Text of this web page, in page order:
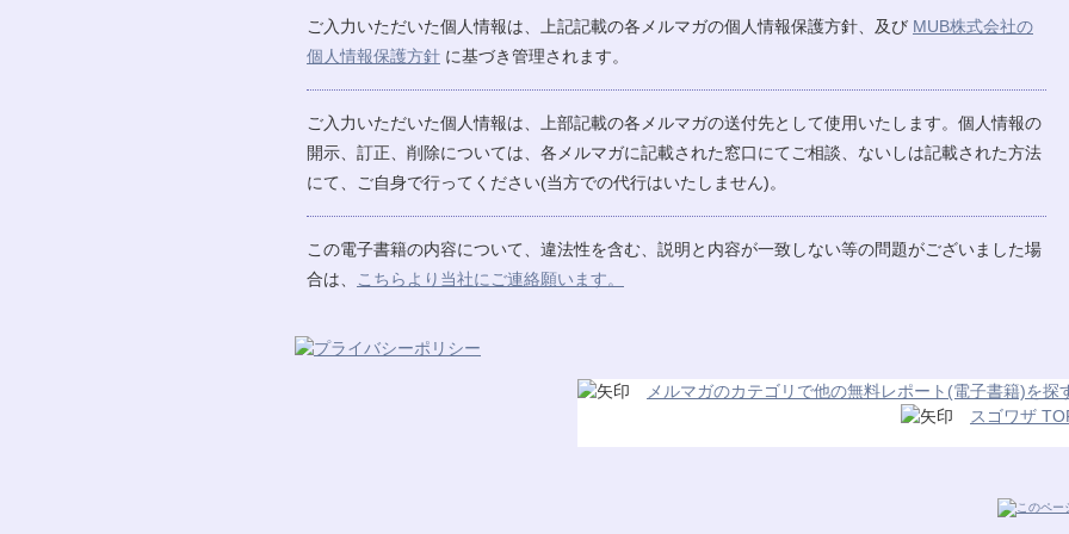
ご入力いただいた個人情報は、上記記載の各メルマガの個人情報保護方針、及び MUB株式会社の
個人情報保護方針 に基づき管理されます。
ご入力いただいた個人情報は、上部記載の各メルマガの送付先として使用いたします。個人情報の
開示、訂正、削除については、各メルマガに記載された窓口にてご相談、ないしは記載された方法
にて、ご自身で行ってください(当方での代行はいたしません)。
この電子書籍の内容について、違法性を含む、説明と内容が一致しない等の問題がございました場
合は、
こちらより当社にご連絡願います。
メルマガのカテゴリで他の無料レポート(電子書籍)を探
スゴワザ